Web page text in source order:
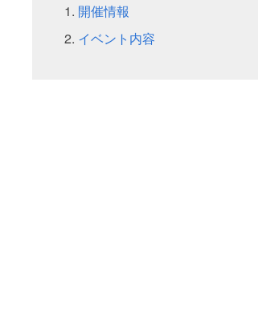
開催情報
イベント内容